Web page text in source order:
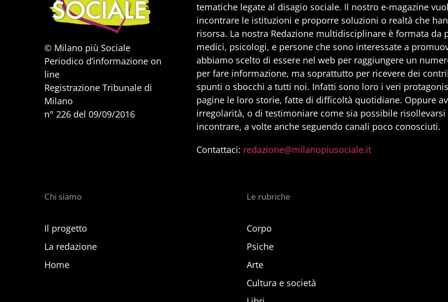
© Milano più Sociale
Periodico d’informazione on
line
Registrazione Tribunale di
Milano
n° 226 del 09/09/2016
tematiche legate al disagio sociale. Il nostro e-magazine
incontrare le istituzioni e proporre soluzioni o realtà che
risorsa. La nostra Redazione multidisciplinare è formata
medici, psicologi, e persone che sono interessate a
abbiamo scelto di essere nel web per raggiungere un
per fare informazione, ma soprattutto per ricevere dei
spunti o sbocchi a tutti noi. Infatti sono loro i veri
pagine le loro storie, fatte di difficoltà quotidiane. Oppure
irregolarità, o di testimoniare come sia possibile
incontrare, a volte anche seguendo canali poco conosciuti.
Contattaci: redazione@milanopiusociale.it
Chi siamo
Il progetto
La redazione
Home
Le rubriche
Corpo
Psiche
Arte
Cultura e società